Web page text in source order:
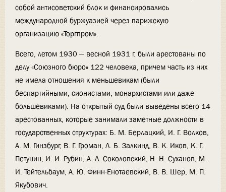
собой антисоветский блок и финансировались
международной буржуазией через парижскую
организацию «Торгпром».
Всего, летом 1930 — весной 1931 г. были арестованы по
делу «Союзного бюро» 122 человека, причем часть из них
не имела отношения к меньшевикам (были
беспартийными, сионистами, монархистами или даже
большевиками). На открытый суд были выведены всего 14
арестованных, которые занимали заметные должности в
государственных структурах: Б. М. Берлацкий, И. Г. Волков,
А. М. Гинзбург, В. Г. Громан, Л. Б. Залкинд, В. К. Иков, К. Г.
Петунин, И. И. Рубин, А. Л. Соколовский, Н. Н. Суханов, М.
И. Тейтельбаум, А. Ю. Финн-Енотаевский, В. В. Шер, М. П.
Якубович.